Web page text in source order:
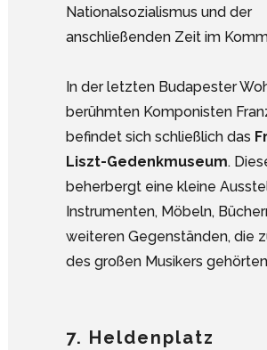
Nationalsozialismus und der
anschließenden Zeit im
In der letzten Budapester
berühmten Komponisten
befindet sich schließlich das
Liszt-Gedenkmuseum.
beherbergt eine kleine
Instrumenten, Möbeln,
weiteren Gegenständen, die
des großen Musikers
7. Heldenplatz